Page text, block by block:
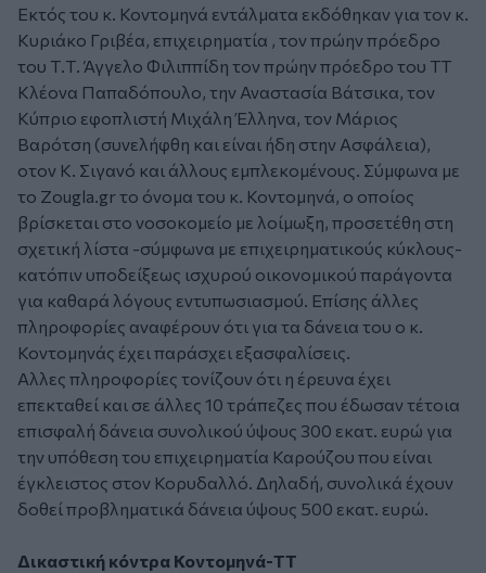
Εκτός του κ. Κοντομηνά εντάλματα εκδόθηκαν για τον κ.
Κυριάκο Γριβέα, επιχειρηματία , τον πρώην πρόεδρο
του Τ.Τ. Άγγελο Φιλιππίδη τον πρώην πρόεδρο του ΤΤ
Κλέονα Παπαδόπουλο, την Αναστασία Βάτσικα, τον
Κύπριο εφοπλιστή Μιχάλη Έλληνα, τον Μάριος
Βαρότση (συνελήφθη και είναι ήδη στην Ασφάλεια),
οτον Κ. Σιγανό και άλλους εμπλεκομένους. Σύμφωνα με
το Zougla.gr το όνομα του κ. Κοντομηνά, ο οποίος
βρίσκεται στο νοσοκομείο με λοίμωξη, προσετέθη στη
σχετική λίστα -σύμφωνα με επιχειρηματικούς κύκλους-
κατόπιν υποδείξεως ισχυρού οικονομικού παράγοντα
για καθαρά λόγους εντυπωσιασμού. Επίσης άλλες
πληροφορίες αναφέρουν ότι για τα δάνεια του ο κ.
Κοντομηνάς έχει παράσχει εξασφαλίσεις.
Αλλες πληροφορίες τονίζουν ότι η έρευνα έχει
επεκταθεί και σε άλλες 10 τράπεζες που έδωσαν τέτοια
επισφαλή δάνεια συνολικού ύψους 300 εκατ. ευρώ για
την υπόθεση του επιχειρηματία Καρούζου που είναι
έγκλειστος στον Κορυδαλλό. Δηλαδή, συνολικά έχουν
δοθεί προβληματικά δάνεια ύψους 500 εκατ. ευρώ.
Δικαστική κόντρα Κοντομηνά-ΤΤ